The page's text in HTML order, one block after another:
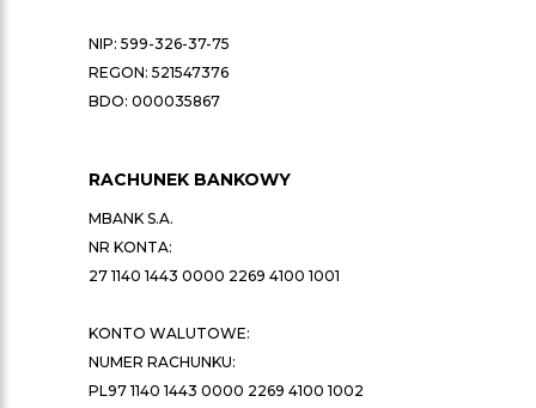
NIP: 599-326-37-75
REGON: 521547376
BDO: 000035867
RACHUNEK BANKOWY
MBANK S.A.
NR KONTA:
27 1140 1443 0000 2269 4100 1001
KONTO WALUTOWE:
NUMER RACHUNKU:
PL97 1140 1443 0000 2269 4100 1002